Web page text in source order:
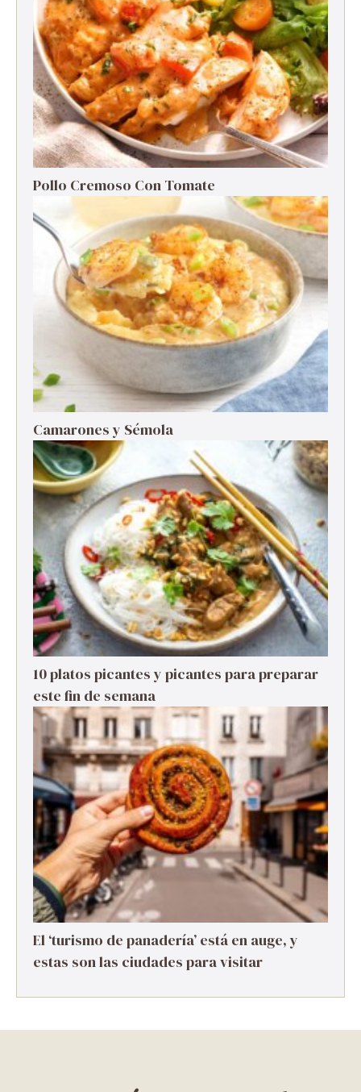
Pollo Cremoso Con Tomate
Camarones y Sémola
10 platos picantes y picantes para preparar
este fin de semana
El ‘turismo de panadería’ está en auge, y
estas son las ciudades para visitar